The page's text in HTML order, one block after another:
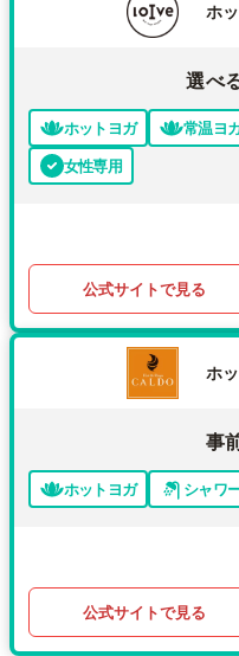
ホ
選べ
ホットヨガ 常温ヨ
女性専用
公式サイトで見る
ホ
事
ホットヨガ シャワ
公式サイトで見る